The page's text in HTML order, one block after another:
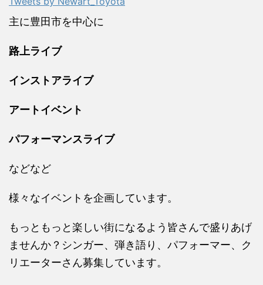
主に豊田市を中心に
路上ライブ
インストアライブ
アートイベント
パフォーマンスライブ
などなど
様々なイベントを企画しています。
もっともっと楽しい街になるよう皆さんで盛りあげ
ませんか？シンガー、弾き語り、パフォーマー、ク
リエーターさん募集しています。